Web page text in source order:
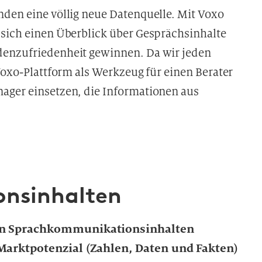
eine völlig neue Datenquelle. Mit Voxo
einen Überblick über Gesprächsinhalte
gewinnen. Da wir jeden
Plattform als Werkzeug für einen Berater
einsetzen, die Informationen aus
Sprachkommunikationsinhalten
(Zahlen, Daten und Fakten)